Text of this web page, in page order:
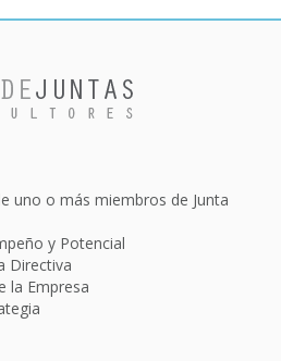
uno o más miembros de Junta
y Potencial
Directiva
la Empresa